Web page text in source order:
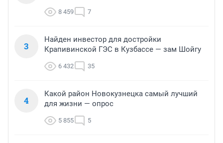
8 459 7
3
Найден инвестор для достройки
Крапивинской ГЭС в Кузбассе — зам Шойгу
6 432 35
4
Какой район Новокузнецка самый лучший
для жизни — опрос
5 855 5